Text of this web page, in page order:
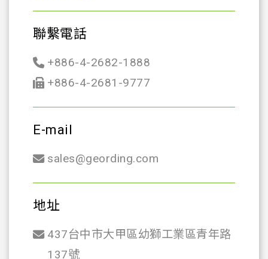
聯繫電話
+886-4-2682-1888
+886-4-2681-9777
E-mail
sales@geording.com
地址
437台中市大甲區幼獅工業區青年路
137號